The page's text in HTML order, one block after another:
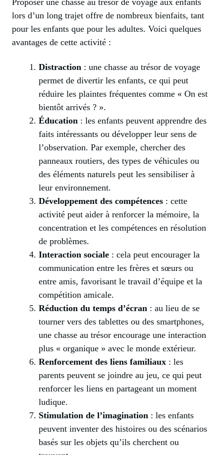
Proposer une chasse au trésor de voyage aux enfants
lors d’un long trajet offre de nombreux bienfaits, tant
pour les enfants que pour les adultes. Voici quelques
avantages de cette activité :
Distraction : une chasse au trésor de voyage
permet de divertir les enfants, ce qui peut
réduire les plaintes fréquentes comme « On est
bientôt arrivés ? ».
Éducation : les enfants peuvent apprendre des
faits intéressants ou développer leur sens de
l’observation. Par exemple, chercher des
panneaux routiers, des types de véhicules ou
des éléments naturels peut les sensibiliser à
leur environnement.
Développement des compétences : cette
activité peut aider à renforcer la mémoire, la
concentration et les compétences en résolution
de problèmes.
Interaction sociale : cela peut encourager la
communication entre les frères et sœurs ou
entre amis, favorisant le travail d’équipe et la
compétition amicale.
Réduction du temps d’écran : au lieu de se
tourner vers des tablettes ou des smartphones,
une chasse au trésor encourage une interaction
plus « organique » avec le monde extérieur.
Renforcement des liens familiaux : les
parents peuvent se joindre au jeu, ce qui peut
renforcer les liens en partageant un moment
ludique.
Stimulation de l’imagination : les enfants
peuvent inventer des histoires ou des scénarios
basés sur les objets qu’ils cherchent ou